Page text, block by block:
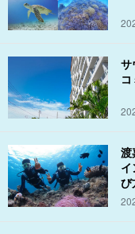
サ
渡
び